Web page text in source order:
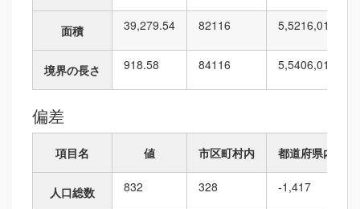
面積 39,279.54 82116 5,5216,010
境界の長さ 918.58 84116 5,5406,010
偏差
項目名 値 市区町村内 都道府県内
人口総数 832 328 -1,417